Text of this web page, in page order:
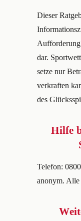
Dieser
dar.
setze nur
verkraften
des
Hilfe
Telefon:
anonym. Alle